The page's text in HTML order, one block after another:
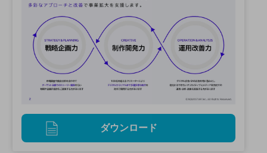
ダウンロード